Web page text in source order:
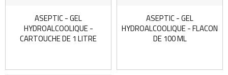
ASEPTIC - GEL
HYDROALCOOLIQUE -
CARTOUCHE DE 1 LITRE
ASEPTIC - GEL
HYDROALCOOLIQUE - FLACON
DE 100 ML